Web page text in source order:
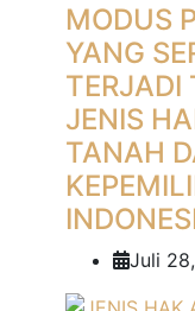
MODUS
YANG
TERJADI
JENIS
TANAH
Juli